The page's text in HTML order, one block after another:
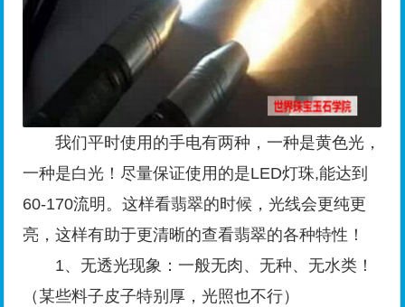
我们平时使用的手电有两种，一种是黄色光，
一种是白光！尽量保证使用的是LED灯珠,能达到
60-170流明。这样看翡翠的时候，光线会更纯更
亮，这样有助于更清晰的查看翡翠的各种特性！
1、无透光现象：一般无肉、无种、无水类！
（某些料子皮子特别厚，光照也不行）